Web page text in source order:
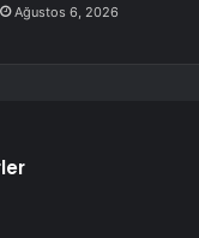
Ağustos 6, 2026